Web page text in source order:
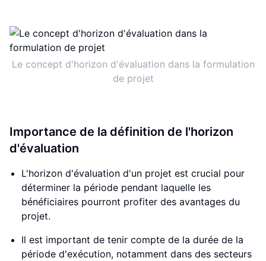
Le concept d'horizon d'évaluation dans la formulation
de projet
Importance de la définition de l'horizon
d'évaluation
L'horizon d'évaluation d'un projet est crucial pour
déterminer la période pendant laquelle les
bénéficiaires pourront profiter des avantages du
projet.
Il est important de tenir compte de la durée de la
période d'exécution, notamment dans des secteurs